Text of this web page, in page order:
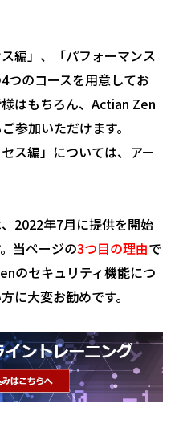
編」、「パフォーマンス
つのコースを用意してお
はもちろん、Actian Zen
参加いただけます。
ス編」については、アー
2022年7月に提供を開始
当ページの3つ目の理由で
のセキュリティ機能につ
に大変お勧めです。